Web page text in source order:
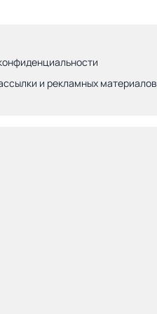
и рекламных материалов